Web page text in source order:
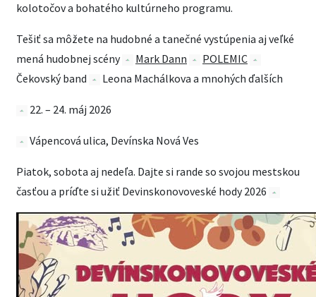
kolotočov a bohatého kultúrneho programu.
Tešiť sa môžete na hudobné a tanečné vystúpenia aj veľké
mená hudobnej scény
Mark Dann
POLEMIC
Čekovský band
Leona Machálkova a mnohých ďalších
22. – 24. máj 2026
Vápencová ulica, Devínska Nová Ves
Piatok, sobota aj nedeľa. Dajte si rande so svojou mestskou
časťou a príďte si užiť Devin­skonovoveské hody 2026